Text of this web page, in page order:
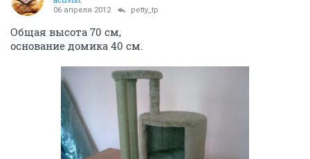
06 апреля 2012 petty_tp
Общая высота 70 см,
основание домика 40 см.